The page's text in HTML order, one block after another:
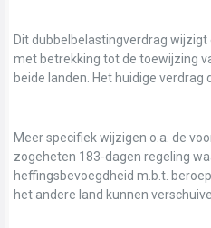
Dit dubbelbelastingverdrag
met betrekking tot de toewijzing
beide landen. Het huidige verdrag
Meer specifiek wijzigen o.a. de
zogeheten 183-dagen regeling
heffingsbevoegdheid m.b.t.
het andere land kunnen